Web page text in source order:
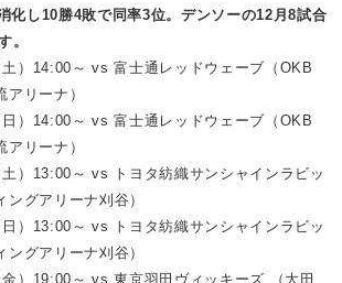
化し10勝4敗で同率3位。デンソーの12月8試合
。
）14:00～ vs 富士通レッドウェーブ（OKB
アリーナ）
）14:00～ vs 富士通レッドウェーブ（OKB
アリーナ）
）13:00～ vs トヨタ紡織サンシャインラビッ
ングアリーナ刈谷）
）13:00～ vs トヨタ紡織サンシャインラビッ
ングアリーナ刈谷）
）19:00～ vs 東京羽田ヴィッキーズ （大田